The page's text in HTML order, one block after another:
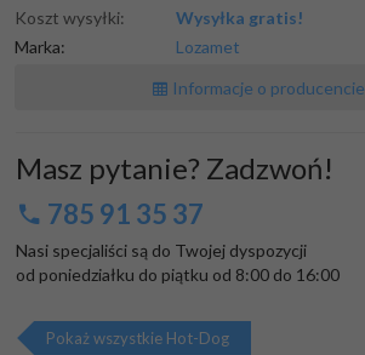
Koszt wysyłki:
Wysyłka gratis!
Marka:
Lozamet
Informacje o producencie
Masz pytanie? Zadzwoń!
785 91 35 37
Nasi specjaliści są do Twojej dyspozycji
od poniedziałku do piątku od 8:00 do 16:00
Pokaż wszystkie Hot-Dog